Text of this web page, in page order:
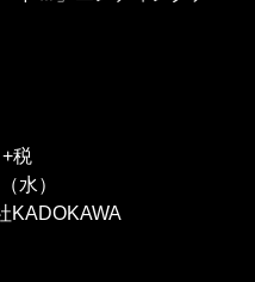
税
水）
KADOKAWA